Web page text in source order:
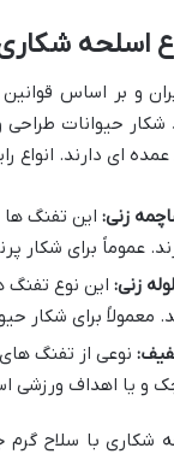
اسلحه
و بر اساس
شکار حیوانات
ای دارند. انواع
زنی: این تفنگ
عموماً برای شکار
زنی: این نوع تفنگ
معمولاً برای شکار
نوعی از تفنگ
و یا اهداف ورزشی
شکاری با سلاح گرم